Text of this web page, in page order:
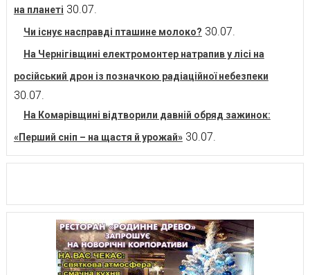
на планеті 30.07.
Чи існує насправді пташине молоко? 30.07.
На Чернігівщині електромонтер натрапив у лісі на
російський дрон із позначкою радіаційної небезпеки
30.07.
На Комарівщині відтворили давній обряд зажинок:
«Перший сніп – на щастя й урожай» 30.07.